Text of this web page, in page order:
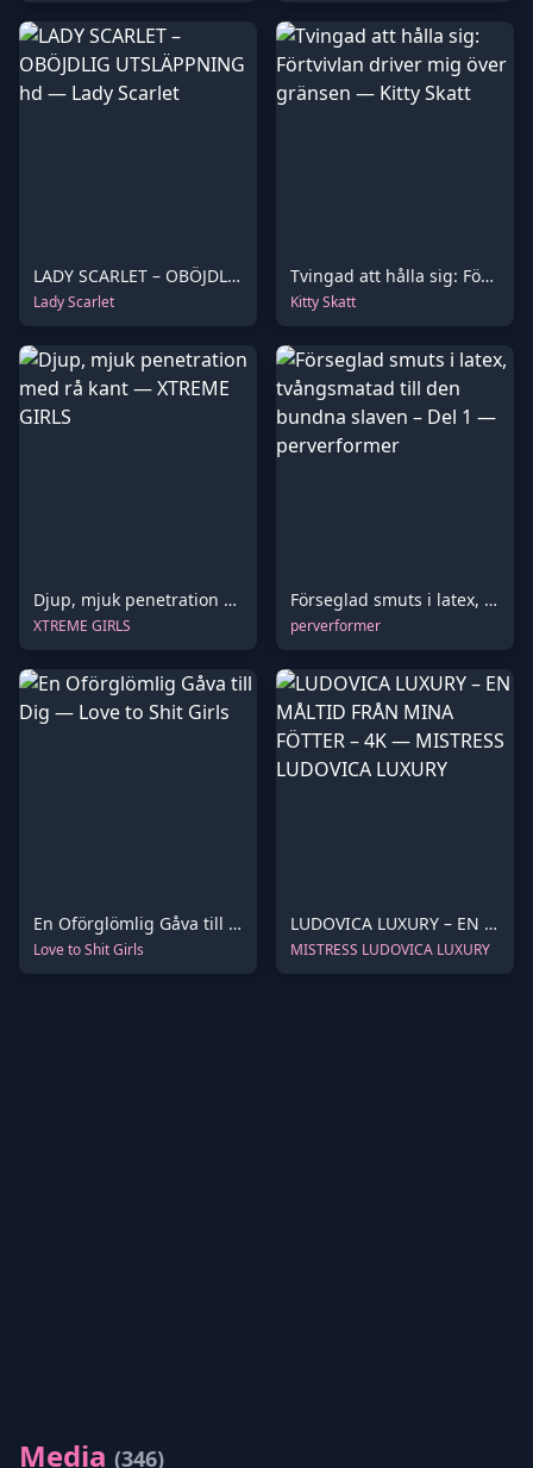
LADY SCARLET – OBÖJDLIG UTSLÄPPNING hd
Lady Scarlet
Tvingad att hålla sig: Förtvivlan driver mig över gränsen
Kitty Skatt
Djup, mjuk penetration med rå kant
XTREME GIRLS
Förseglad smuts i latex, tvångsmatad till den bundna slaven – Del 1
perverformer
En Oförglömlig Gåva till Dig
Love to Shit Girls
LUDOVICA LUXURY – EN MÅLTID FRÅN MINA FÖTTER – 4K
MISTRESS LUDOVICA LUXURY
Media (346)